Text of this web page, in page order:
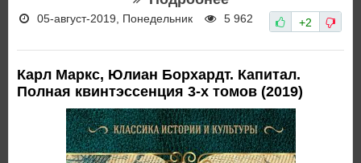
05-август-2019, Понедельник 5 962 +2
Карл Маркс, Юлиан Борхардт. Капитал.
Полная квинтэссенция 3-х томов (2019)